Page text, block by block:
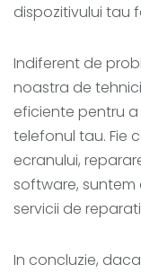
dispozitivului tau
Indiferent de
noastra de
eficiente pentru
telefonul tau. Fie
ecranului,
software,
servicii de
In concluzie,